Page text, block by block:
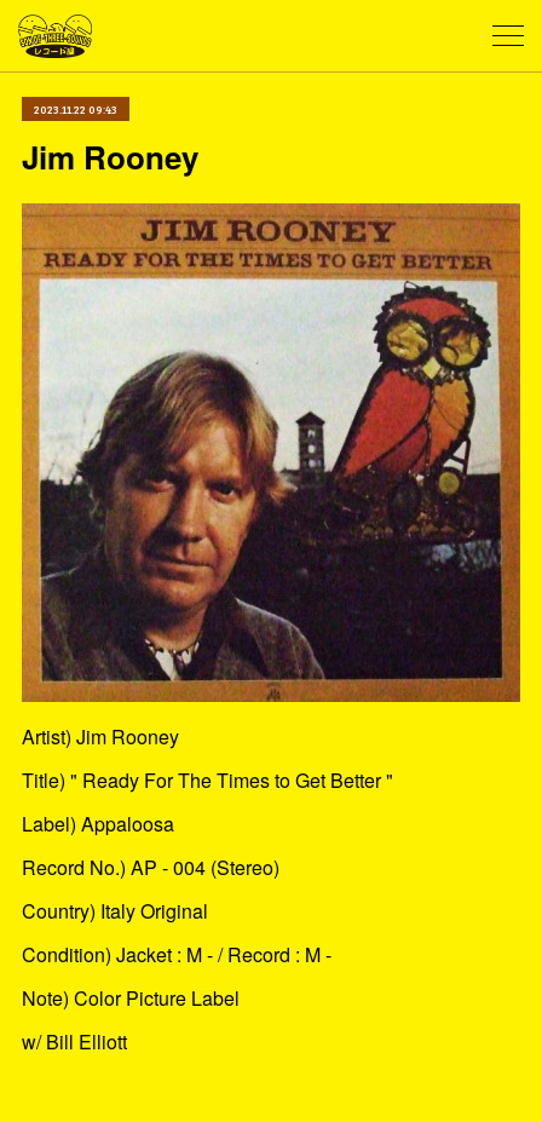
2023.11.22 09:43
Jim Rooney
Artist) Jim Rooney
Title) " Ready For The Times to Get Better "
Label) Appaloosa
Record No.) AP - 004 (Stereo)
Country) Italy Original
Condition) Jacket : M - / Record : M -
Note) Color Picture Label
w/ Bill Elliott